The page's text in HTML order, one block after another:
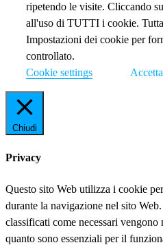
ripetendo le visite. Cliccando
all'uso di TUTTI i cookie.
Impostazioni dei cookie per
controllato.
Cookie settings
Accetta
Chiudi
Privacy
Questo sito Web utilizza i cookie
durante la navigazione nel sito
classificati come necessari
quanto sono essenziali per il